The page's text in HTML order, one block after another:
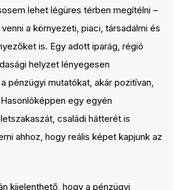
lehet légüres térben megítélni –
a környezeti, piaci, társadalmi és
is. Egy adott iparág, régió
helyzet lényegesen
pénzügyi mutatókat, akár pozitívan,
egy egyén
családi hátterét is
ahhoz, hogy reális képet kapjunk az
kijelenthető, hogy a pénzügyi